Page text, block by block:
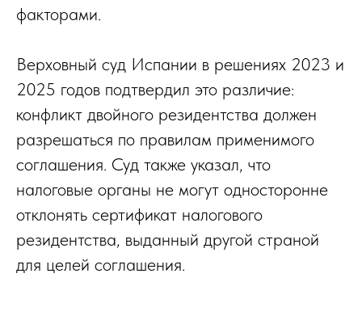
факторами.
Верховный суд Испании в решениях 2023 и
2025 годов подтвердил это различие:
конфликт двойного резидентства должен
разрешаться по правилам применимого
соглашения. Суд также указал, что
налоговые органы не могут односторонне
отклонять сертификат налогового
резидентства, выданный другой страной
для целей соглашения.